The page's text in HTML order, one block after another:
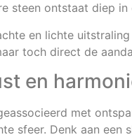
steen ontstaat diep
en lichte
toch direct de
en
met
sfeer. Denk aan